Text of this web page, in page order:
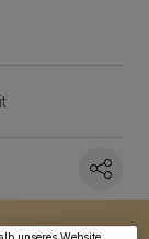
zu
am unteren